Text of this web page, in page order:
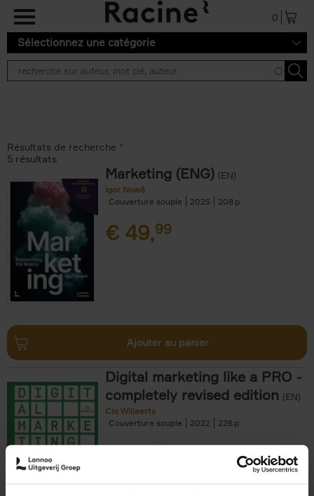
Aller au contenu principal
0
Sélectionnez une catégorie
Résultats de recherche ''
5 résultats
Marketing (ENG) (EN)
Igor Nowé
Couverture souple
2025 208
€ 49,99
Ajouter au panier
Digital marketing like a PRO -
completely revised edition (EN)
Clo Willaerts
Couverture souple
2022 226
€35,50